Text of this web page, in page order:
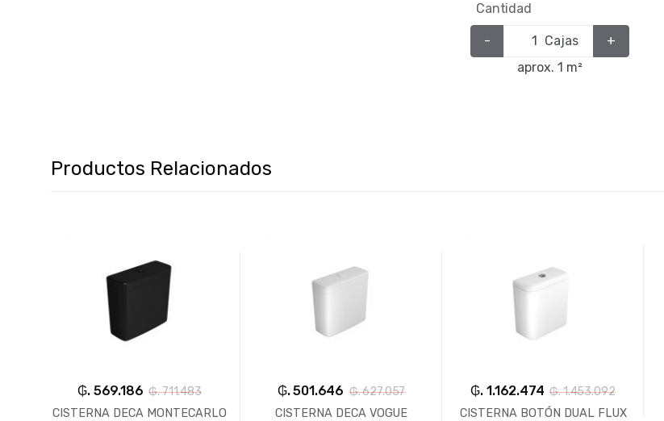
Cantidad
- Cajas
+
aprox. 1 m²
Productos Relacionados
₲. 569.186 ₲. 711.483
CISTERNA DECA MONTECARLO
₲. 501.646 ₲. 627.057
CISTERNA DECA VOGUE
₲. 1.162.474 ₲. 1.453.092
CISTERNA BOTÓN DUAL FLUX